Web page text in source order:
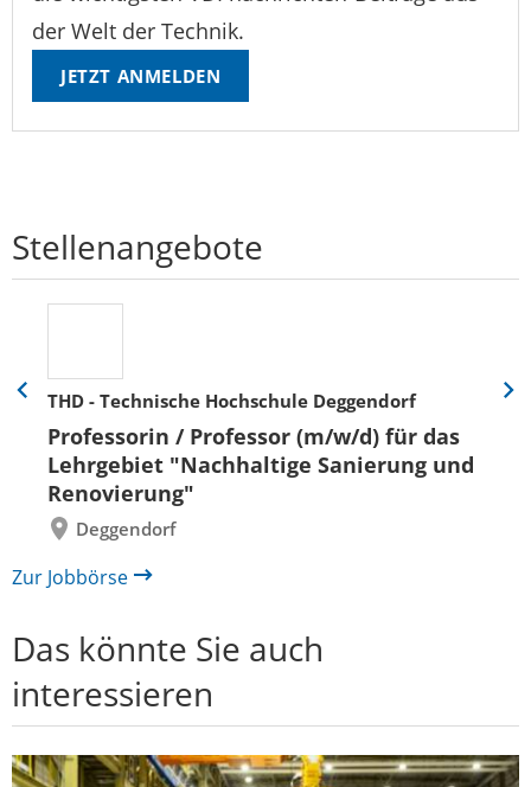
der Welt der Technik.
JETZT ANMELDEN
Stellenangebote
THD - Technische Hochschule Deggendorf
Professorin / Professor (m/w/d) für das
Lehrgebiet "Nachhaltige Sanierung und
Renovierung"
Deggendorf
Eine
zurück
Eine
Zur Jobbörse
Das könnte Sie auch
interessieren